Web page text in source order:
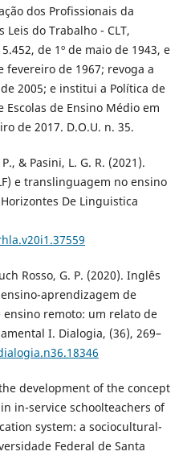
dos Profissionais da
Leis do Trabalho - CLT,
de 1º de maio de 1943, e
fevereiro de 1967; revoga a
2005; e institui a Política de
de Ensino Médio em
de 2017. D.O.U. n. 35.
& Pasini, L. G. R. (2021).
e translinguagem no ensino
De Linguistica
Rosso, G. P. (2020). Inglês
aprendizagem de
remoto: um relato de
I. Dialogia, (36), 269–
development of the concept
in-service schoolteachers of
system: a sociocultural-
Federal de Santa